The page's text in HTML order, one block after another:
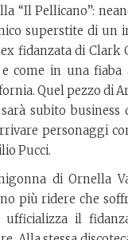
“Il Pellicano”:
superstite di un
fidanzata di Clark
come in una fiaba
Quel pezzo di
subito business
personaggi
Pucci.
di Ornella
più ridere che
il